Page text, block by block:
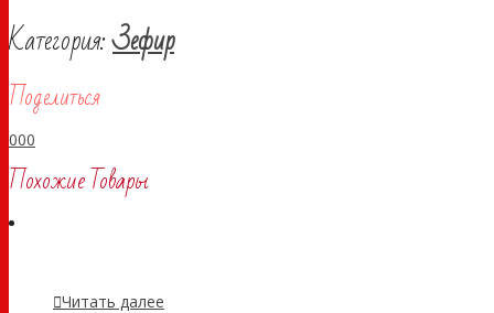
Категория:Зефир
Поделиться
000
Похожие Товары
Читать далее